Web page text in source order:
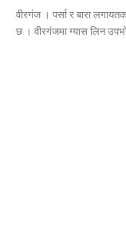
वीरगंज । पर्सा र बारा
छ । वीरगंजमा ग्यास लिन